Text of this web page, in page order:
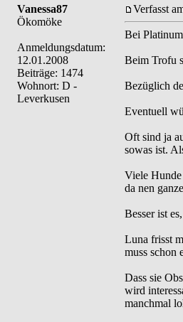
Vanessa87
Ökomöke
Anmeldungsdatum:
12.01.2008
Beiträge: 1474
Wohnort: D -
Leverkusen
Verfasst
Bei
Beim Trofu
Bezüglich
Eventuell
Oft sind ja
sowas ist.
Viele
da nen
Besser ist
Luna frisst
muss schon
Dass sie
wird
manchmal